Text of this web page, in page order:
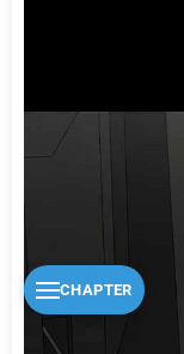
CHAPTER